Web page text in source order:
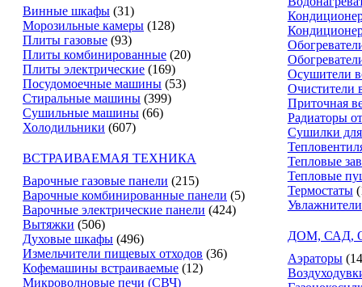
Винные шкафы (31)
Морозильные камеры (128)
Плиты газовые (93)
Плиты комбинированные (20)
Плиты электрические (169)
Посудомоечные машины (53)
Стиральные машины (399)
Сушильные машины (66)
Холодильники (607)
ВСТРАИВАЕМАЯ ТЕХНИКА
Варочные газовые панели (215)
Варочные комбинированные панели (5)
Варочные электрические панели (424)
Вытяжки (506)
Духовые шкафы (496)
Измельчители пищевых отходов (36)
Кофемашины встраиваемые (12)
Микроволновые печи (СВЧ)
Осушители
Очистители
Приточная
Радиаторы
Сушилки
Тепловые
Тепловые
Термостаты
ДОМ, САД,
Аэраторы